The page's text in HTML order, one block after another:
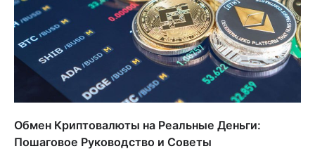
Обмен Криптовалюты на Реальные Деньги:
Пошаговое Руководство и Советы